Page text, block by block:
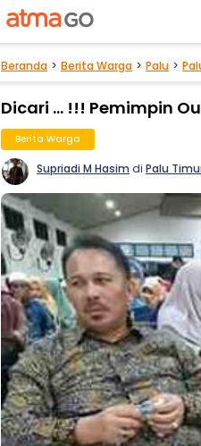
Beranda Berita Warga Palu
Dicari ... !!! Pemimpin
Berita Warga
Supriadi M Hasim di Palu